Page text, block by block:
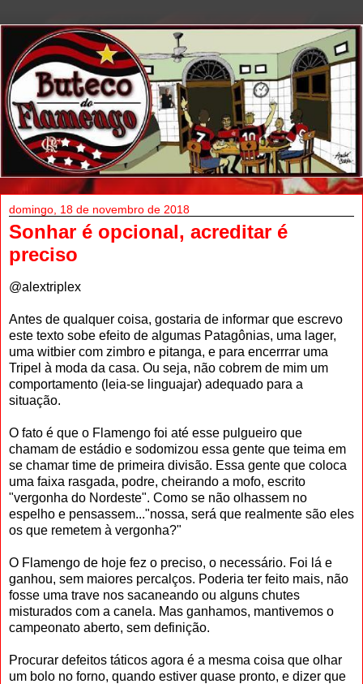
domingo, 18 de novembro de 2018
Sonhar é opcional, acreditar é
preciso
@alextriplex
Antes de qualquer coisa, gostaria de informar que escrevo
este texto sobe efeito de algumas Patagônias, uma lager,
uma witbier com zimbro e pitanga, e para encerrrar uma
Tripel à moda da casa. Ou seja, não cobrem de mim um
comportamento (leia-se linguajar) adequado para a
situação.
O fato é que o Flamengo foi até esse pulgueiro que
chamam de estádio e sodomizou essa gente que teima em
se chamar time de primeira divisão. Essa gente que coloca
uma faixa rasgada, podre, cheirando a mofo, escrito
"vergonha do Nordeste". Como se não olhassem no
espelho e pensassem..."nossa, será que realmente são eles
os que remetem à vergonha?"
O Flamengo de hoje fez o preciso, o necessário. Foi lá e
ganhou, sem maiores percalços. Poderia ter feito mais, não
fosse uma trave nos sacaneando ou alguns chutes
misturados com a canela. Mas ganhamos, mantivemos o
campeonato aberto, sem definição.
Procurar defeitos táticos agora é a mesma coisa que olhar
um bolo no forno, quando estiver quase pronto, e dizer que